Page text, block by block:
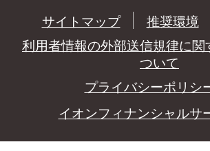
サイトマップ 推奨環境
利用者情報の外部送信規律に関
ついて
プライバシーポリシ
イオンフィナンシャルサ